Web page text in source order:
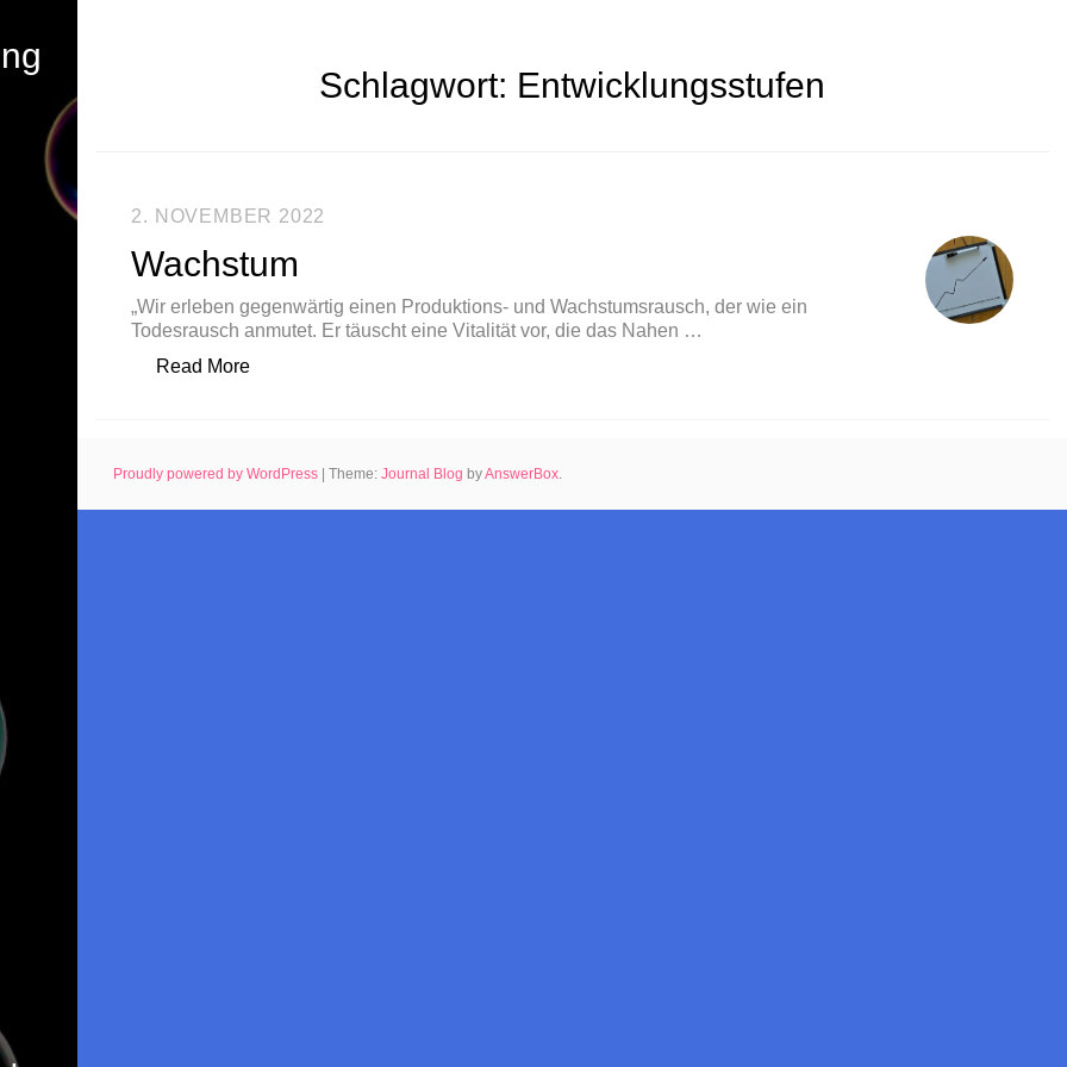
Schlagwort: Entwicklungsstufen
2. NOVEMBER 2022
Wachstum
„Wir erleben gegenwärtig einen Produktions- und Wachstumsrausch, der wie ein
Todesrausch anmutet. Er täuscht eine Vitalität vor, die das Nahen …
Read More„Wachstum“
Proudly powered by WordPress |Theme:Journal Blog byAnswerBox.